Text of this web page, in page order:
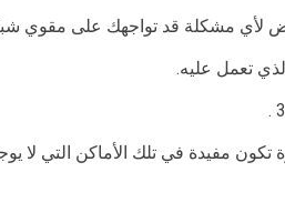
مشكلة قد تواجهك على مقوي
تعمل عليه.
مفيدة في تلك الأماكن التي لا